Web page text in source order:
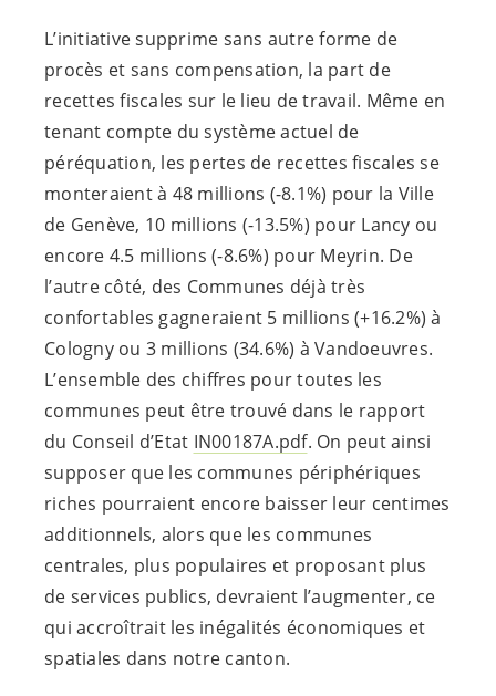
L’initiative supprime sans autre forme de
procès et sans compensation, la part de
recettes fiscales sur le lieu de travail. Même en
tenant compte du système actuel de
péréquation, les pertes de recettes fiscales se
monteraient à 48 millions (-8.1%) pour la Ville
de Genève, 10 millions (-13.5%) pour Lancy ou
encore 4.5 millions (-8.6%) pour Meyrin. De
l’autre côté, des Communes déjà très
confortables gagneraient 5 millions (+16.2%) à
Cologny ou 3 millions (34.6%) à Vandoeuvres.
L’ensemble des chiffres pour toutes les
communes peut être trouvé dans le rapport
du Conseil d’Etat IN00187A.pdf. On peut ainsi
supposer que les communes périphériques
riches pourraient encore baisser leur centimes
additionnels, alors que les communes
centrales, plus populaires et proposant plus
de services publics, devraient l’augmenter, ce
qui accroîtrait les inégalités économiques et
spatiales dans notre canton.